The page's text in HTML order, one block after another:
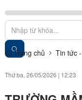
Trang chủ Tin tức
Thứ ba, 26/05/2026 | 12:23